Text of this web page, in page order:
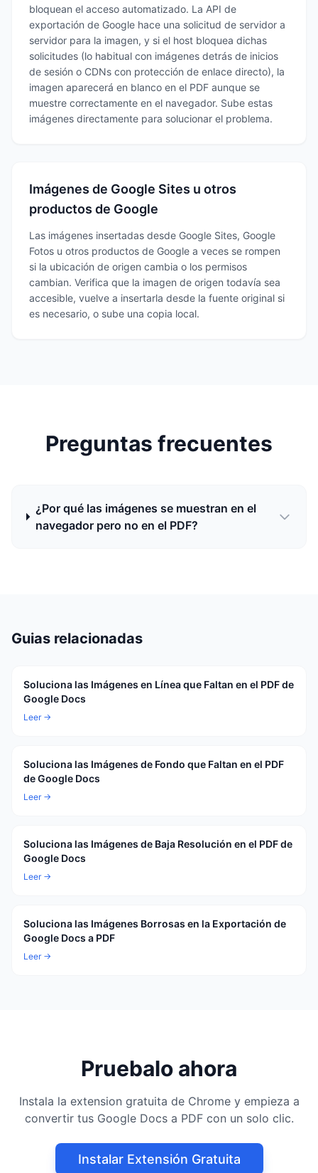
bloquean el acceso automatizado. La API de
exportación de Google hace una solicitud de servidor a
servidor para la imagen, y si el host bloquea dichas
solicitudes (lo habitual con imágenes detrás de inicios
de sesión o CDNs con protección de enlace directo), la
imagen aparecerá en blanco en el PDF aunque se
muestre correctamente en el navegador. Sube estas
imágenes directamente para solucionar el problema.
Imágenes de Google Sites u otros
productos de Google
Las imágenes insertadas desde Google Sites, Google
Fotos u otros productos de Google a veces se rompen
si la ubicación de origen cambia o los permisos
cambian. Verifica que la imagen de origen todavía sea
accesible, vuelve a insertarla desde la fuente original si
es necesario, o sube una copia local.
Preguntas frecuentes
¿Por qué las imágenes se muestran en el
navegador pero no en el PDF?
Guias relacionadas
Soluciona las Imágenes en Línea que Faltan en el PDF de
Google Docs
Leer →
Soluciona las Imágenes de Fondo que Faltan en el PDF
de Google Docs
Leer →
Soluciona las Imágenes de Baja Resolución en el PDF de
Google Docs
Leer →
Soluciona las Imágenes Borrosas en la Exportación de
Google Docs a PDF
Leer →
Pruebalo ahora
Instala la extension gratuita de Chrome y empieza a
convertir tus Google Docs a PDF con un solo clic.
Instalar Extensión Gratuita